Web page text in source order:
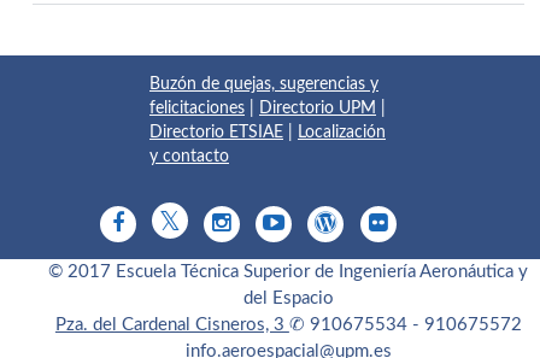
Buzón de quejas, sugerencias y
felicitaciones
Directorio UPM
Directorio ETSIAE
Localización
y contacto
© 2017 Escuela Técnica Superior de Ingeniería Aeronáutica y
del Espacio
Pza. del Cardenal Cisneros, 3 ✆ 910675534 - 910675572
info.aeroespacial@upm.es